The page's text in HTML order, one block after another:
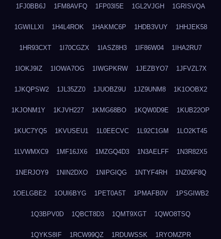
1FJ0BB6J 1FM8AVFQ 1FP03I5E 1GL2VJGH 1GRISVQA
1GWILLXI 1H4L4ROK 1HAKMC6P 1HDB3VUY 1HHJEK58
1HR93CXT 1I70CGZX 1IASZ8H3 1IF86W04 1IHA2RU7
1IOKJ9IZ 1IOWA7OG 1IWGPKRW 1JEZBYO7 1JFVZL7X
1JKQPSW2 1JL35ZZ0 1JUOBZ9U 1JZ9UNM8 1K1OOBX2
1KJONM1Y 1KJVH227 1KMG68BO 1KQW0D9E 1KUB22OP
1KUC7YQ5 1KVUSEU1 1L0EECVC 1L92C1GM 1LO2KT45
1LVWMXC9 1MF16JX6 1MZGQ4D3 1N3AELFF 1N3R82X5
1NERJOY9 1NIN2DXO 1NIPGIQG 1NTYF4RH 1NZ06F8Q
1OELGBE2 1OUI6BYG 1PET0A5T 1PMAFB0V 1PSGIWB2
1Q3BPV0D 1QBCT8D3 1QMT9XGT 1QWO8TSQ
1QYKS8IF 1RCW99QZ 1RDUWSSK 1RYOMZPR